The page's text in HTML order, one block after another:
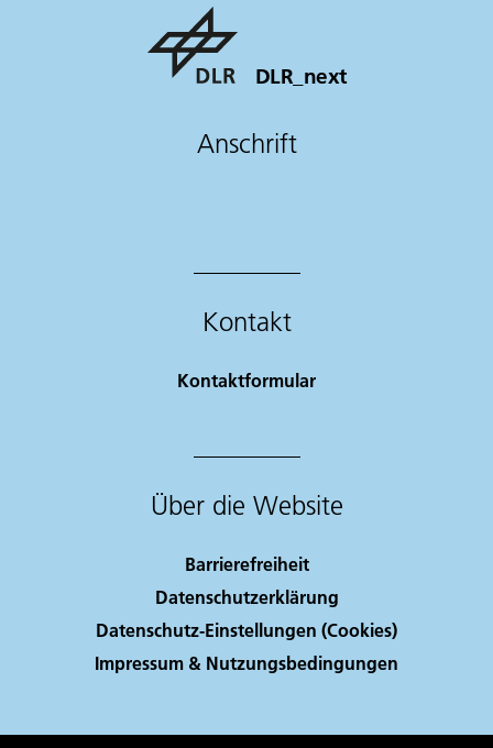
DLR_next
Anschrift
Kontakt
Kontaktformular
Über die Website
Barrierefreiheit
Datenschutzerklärung
Datenschutz-Einstellungen (Cookies)
Impressum & Nutzungsbedingungen